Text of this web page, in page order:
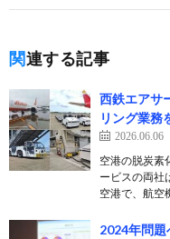
関連する記事
西鉄エアサ
リング業務
2026.06.06
空港の脱炭素
ービスの両社
空港で、航空
2024年問